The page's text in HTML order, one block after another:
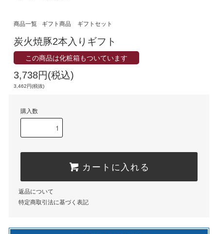
商品一覧 ギフト商品 ギフトセット
炭火焼豚2本入りギフト
この商品は化粧箱もついています
3,738円(税込)
3,462円(税抜)
購入数
カートに入れる
返品について
特定商取引法に基づく表記